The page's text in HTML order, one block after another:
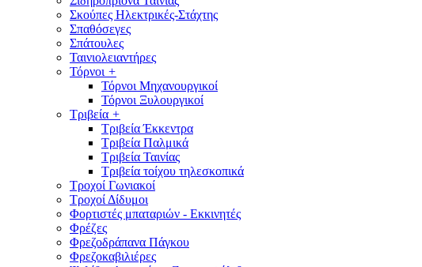
Σκούπες Ηλεκτρικές-Στάχτης
Σπαθόσεγες
Σπάτουλες
Ταινιολειαντήρες
Τόρνοι +
Τόρνοι Μηχανουργικοί
Τόρνοι Ξυλουργικοί
Τριβεία +
Τριβεία Έκκεντρα
Τριβεία Παλμικά
Τριβεία Ταινίας
Τριβεία τοίχου τηλεσκοπικά
Τροχοί Γωνιακοί
Τροχοί Δίδυμοι
Φορτιστές μπαταριών - Εκκινητές
Φρέζες
Φρεζοδράπανα Πάγκου
Φρεζοκαβιλιέρες